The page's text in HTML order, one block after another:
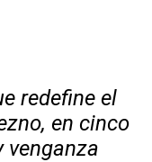
redefine el
en cinco
venganza